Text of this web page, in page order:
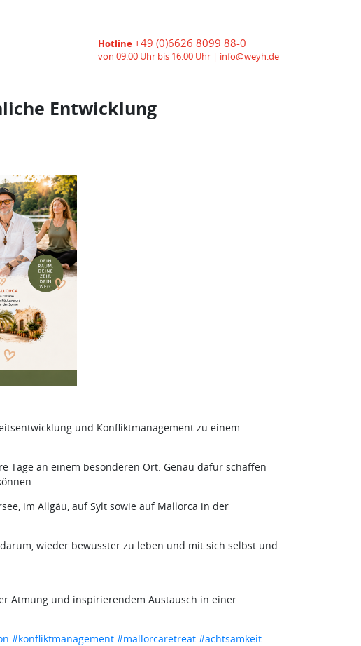
Hotline+49 (0)6626 8099 88-0
von 09.00 Uhr bis 16.00 Uhr | info@weyh.de
Entwicklung
und Konfliktmanagement zu einem
Tage an einem besonderen Ort. Genau dafür schaffen
im Allgäu, auf Sylt sowie auf Mallorca in der
wieder bewusster zu leben und mit sich selbst und
Atmung und inspirierendem Austausch in einer
#konfliktmanagement #mallorcaretreat #achtsamkeit